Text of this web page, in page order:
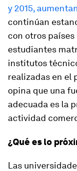
y 2015,
continúan
con otros
estudiantes
institutos
realizadas en el
opina que una
adecuada es la
actividad
¿Qué es lo
Las